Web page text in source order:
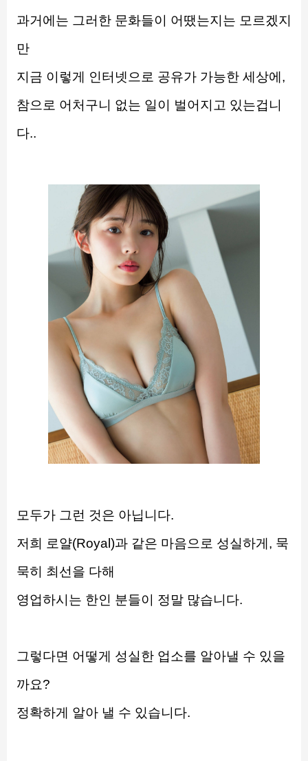
과거에는 그러한 문화들이 어땠는지는 모르겠지
만
지금 이렇게 인터넷으로 공유가 가능한 세상에,
참으로 어처구니 없는 일이 벌어지고 있는겁니
다..
모두가 그런 것은 아닙니다.
저희 로얄(Royal)과 같은 마음으로 성실하게, 묵
묵히 최선을 다해
영업하시는 한인 분들이 정말 많습니다.
그렇다면 어떻게 성실한 업소를 알아낼 수 있을
까요?
정확하게 알아 낼 수 있습니다.